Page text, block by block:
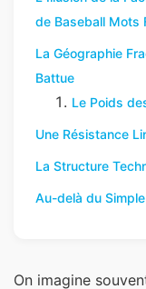
de Baseball Mots
La Géographie
Battue
Le Poids
Une Résistance
La Structure
Au-delà du
On imagine